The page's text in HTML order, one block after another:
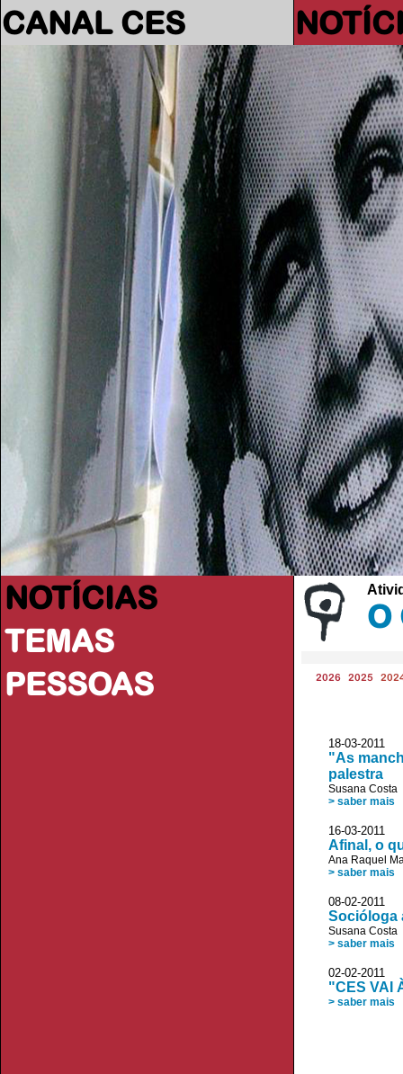
CANAL CES
NOTÍCIAS
TEMAS
PESSOAS
O
2026 2025
18-03-2011
"As
palestra
Susana Costa
> saber mais
16-03-2011
Afinal, o
Ana Raquel
> saber mais
08-02-2011
Socióloga
Susana Costa
> saber mais
02-02-2011
"CES VAI
> saber mais